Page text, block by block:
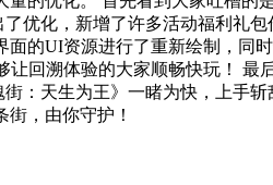
优化，新增了许多活动福利礼
的UI资源进行了重新绘制，同
让回溯体验的大家顺畅快玩！
：天生为王》一睹为快，上手
，由你守护！